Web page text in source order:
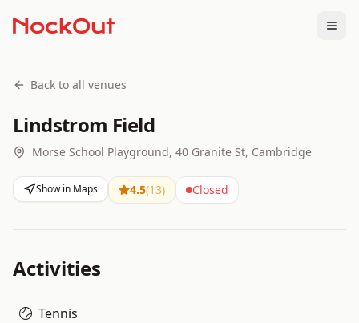
Back to all venues
Lindstrom Field
Morse School Playground, 40 Granite St, Cambridge
Show in Maps 4.5(13) Closed
Activities
Tennis